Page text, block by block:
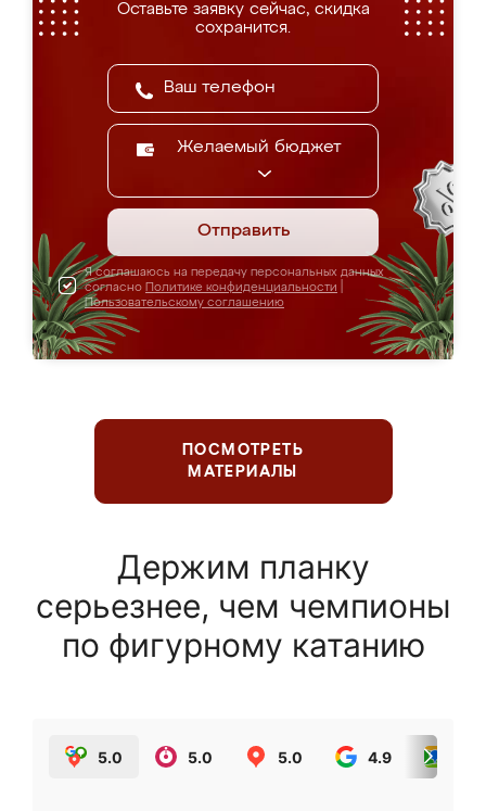
Оставьте заявку сейчас, скидка
сохранится.
Желаемый бюджет
Отправить
Я соглашаюсь на передачу персональных данных
согласно Политике конфиденциальности
Пользовательскому соглашению
ПОСМОТРЕТЬ
МАТЕРИАЛЫ
Держим планку
серьезнее, чем чемпионы
по фигурному катанию
5.0 5.0 5.0 4.9